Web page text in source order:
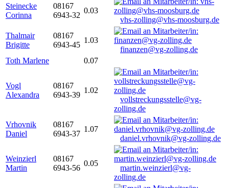
Steinecke
Corinna
08167
6943-32
0.03
vhs-zolling@vhs-moosburg.de
Thalmair
Brigitte
08167
6943-45
1.03
finanzen@vg-zolling.de
Toth Marlene
0.07
Vogl
Alexandra
08167
6943-39
1.02
vollstreckungsstelle@vg-
zolling.de
Vrhovnik
Daniel
08167
6943-37
1.07
daniel.vrhovnik@vg-zolling.de
Weinzierl
Martin
08167
6943-56
0.05
martin.weinzierl@vg-
zolling.de